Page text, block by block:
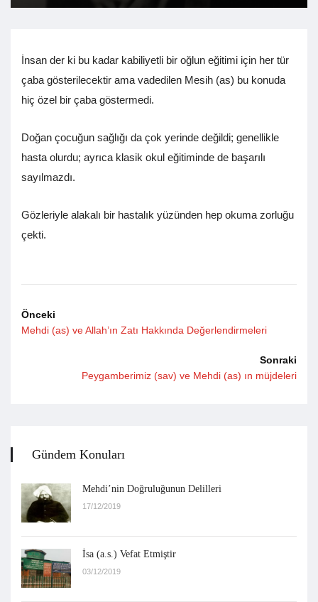
İnsan der ki bu kadar kabiliyetli bir oğlun eğitimi için her tür
çaba gösterilecektir ama vadedilen Mesih (as) bu konuda
hiç özel bir çaba göstermedi.
Doğan çocuğun sağlığı da çok yerinde değildi; genellikle
hasta olurdu; ayrıca klasik okul eğitiminde de başarılı
sayılmazdı.
Gözleriyle alakalı bir hastalık yüzünden hep okuma zorluğu
çekti.
Önceki
Mehdi (as) ve Allah’ın Zatı Hakkında Değerlendirmeleri
Sonraki
Peygamberimiz (sav) ve Mehdi (as) ın müjdeleri
Gündem Konuları
Mehdi’nin Doğruluğunun Delilleri
17/12/2019
İsa (a.s.) Vefat Etmiştir
03/12/2019